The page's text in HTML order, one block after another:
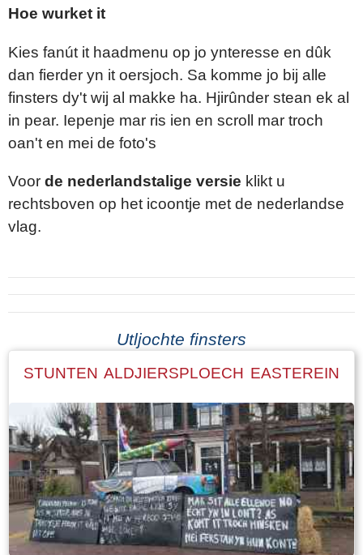
Hoe wurket it
Kies fanút it haadmenu op jo ynteresse en dûk
dan fierder yn it oersjoch. Sa komme jo bij alle
finsters dy't wij al makke ha. Hjirûnder stean ek al
in pear. Iepenje mar ris ien en scroll mar troch
oan't en mei de foto's
Voor de nederlandstalige versie klikt u
rechtsboven op het icoontje met de nederlandse
vlag.
Utljochte finsters
STUNTEN ALDJIERSPLOECH EASTEREIN